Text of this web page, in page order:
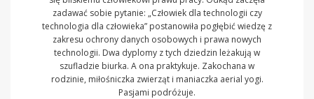
zadawać sobie pytanie: „Człowiek dla technologii czy
technologia dla człowieka” postanowiła pogłębić wiedzę z
zakresu ochrony danych osobowych i prawa nowych
technologii. Dwa dyplomy z tych dziedzin leżakują w
szufladzie biurka. A ona praktykuje. Zakochana w
rodzinie, miłośniczka zwierząt i maniaczka aerial yogi.
Pasjami podróżuje.